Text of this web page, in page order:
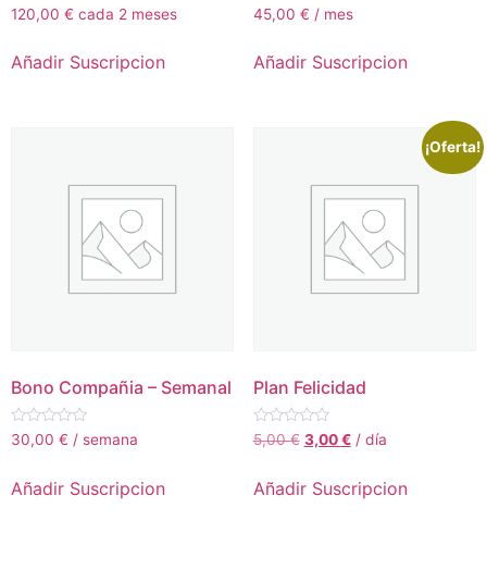
Valorado
con
5
120,00 € cada 2 meses
Añadir Suscripcion
Valorado
con
5
45,00 € / mes
Añadir Suscripcion
Bono Compañia – Semanal
Valorado
con
5
30,00 € / semana
Añadir Suscripcion
¡Oferta!
Plan Felicidad
Valorado
con
5
5,00€ 3,00€ / día
Añadir Suscripcion